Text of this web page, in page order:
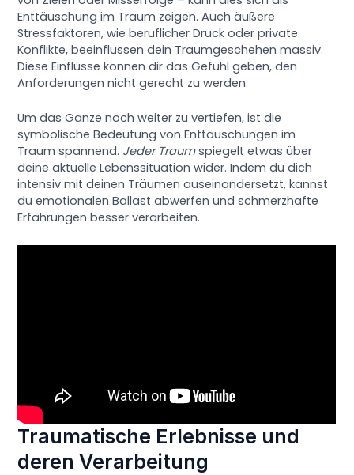
Enttäuschung im Traum zeigen. Auch äußere
Stressfaktoren, wie beruflicher Druck oder private
Konflikte, beeinflussen dein Traumgeschehen massiv.
Diese Einflüsse können dir das Gefühl geben, den
Anforderungen nicht gerecht zu werden.
Um das Ganze noch weiter zu vertiefen, ist die
symbolische Bedeutung von Enttäuschungen im
Traum spannend. Jeder Traumspiegelt etwas über
deine aktuelle Lebenssituation wider. Indem du dich
intensiv mit deinen Träumen auseinandersetzt, kannst
du emotionalen Ballast abwerfen und schmerzhafte
Erfahrungen besser verarbeiten.
Traumatische Erlebnisse und
deren Verarbeitung